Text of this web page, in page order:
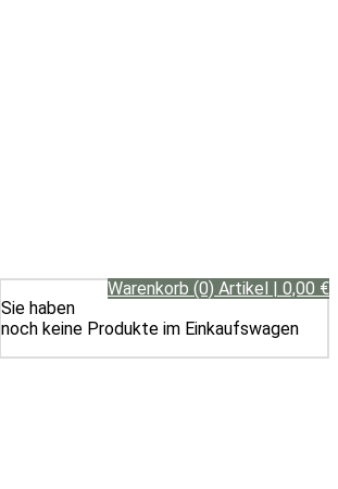
Warenkorb (0) Artikel | 0,00 €
Sie haben
noch keine Produkte im Einkaufswagen